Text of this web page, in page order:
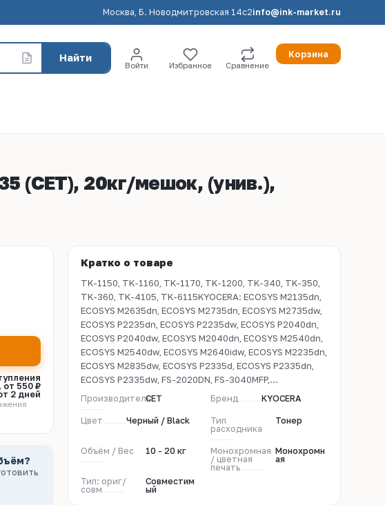
Москва, Б. Новодмитровская 14с2info@ink-market.ru
Найти
Войти Избранное Сравнение
Корзина
(CET), 20кг/мешок, (унив.),
от 550 ₽
2 дней
Кратко о товаре
TK-1150, TK-1160, TK-1170, TK-1200, TK-340, TK-350,
TK-360, TK-4105, TK-6115KYOCERA: ECOSYS M2135dn,
ECOSYS M2635dn, ECOSYS M2735dn, ECOSYS M2735dw,
ECOSYS P2235dn, ECOSYS P2235dw, ECOSYS P2040dn,
ECOSYS P2040dw, ECOSYS M2040dn, ECOSYS M2540dn,
ECOSYS M2540dw, ECOSYS M2640idw, ECOSYS M2235dn,
ECOSYS M2835dw, ECOSYS P2335d, ECOSYS P2335dn,
ECOSYS P2335dw, FS-2020DN, FS-3040MFP,...
ПроизводительCET Бренд KYOCERA
Цвет Черный / Black
Тип
расходника
Тонер
Объём / Вес 10 - 20 кг
Монохромная
/ цветная
печать
Монохромн
ая
Тип: ориг/
совм
Совместим
ый